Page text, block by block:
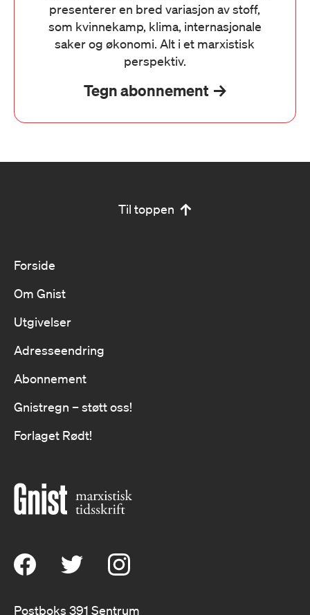
presenterer en bred variasjon av stoff,
som kvinnekamp, klima, internasjonale
saker og økonomi. Alt i et marxistisk
perspektiv.
Tegn abonnement
Til toppen
Forside
Om Gnist
Utgivelser
Adresseendring
Abonnement
Gnistregn – støtt oss!
Forlaget Rødt!
Postboks 391 Sentrum